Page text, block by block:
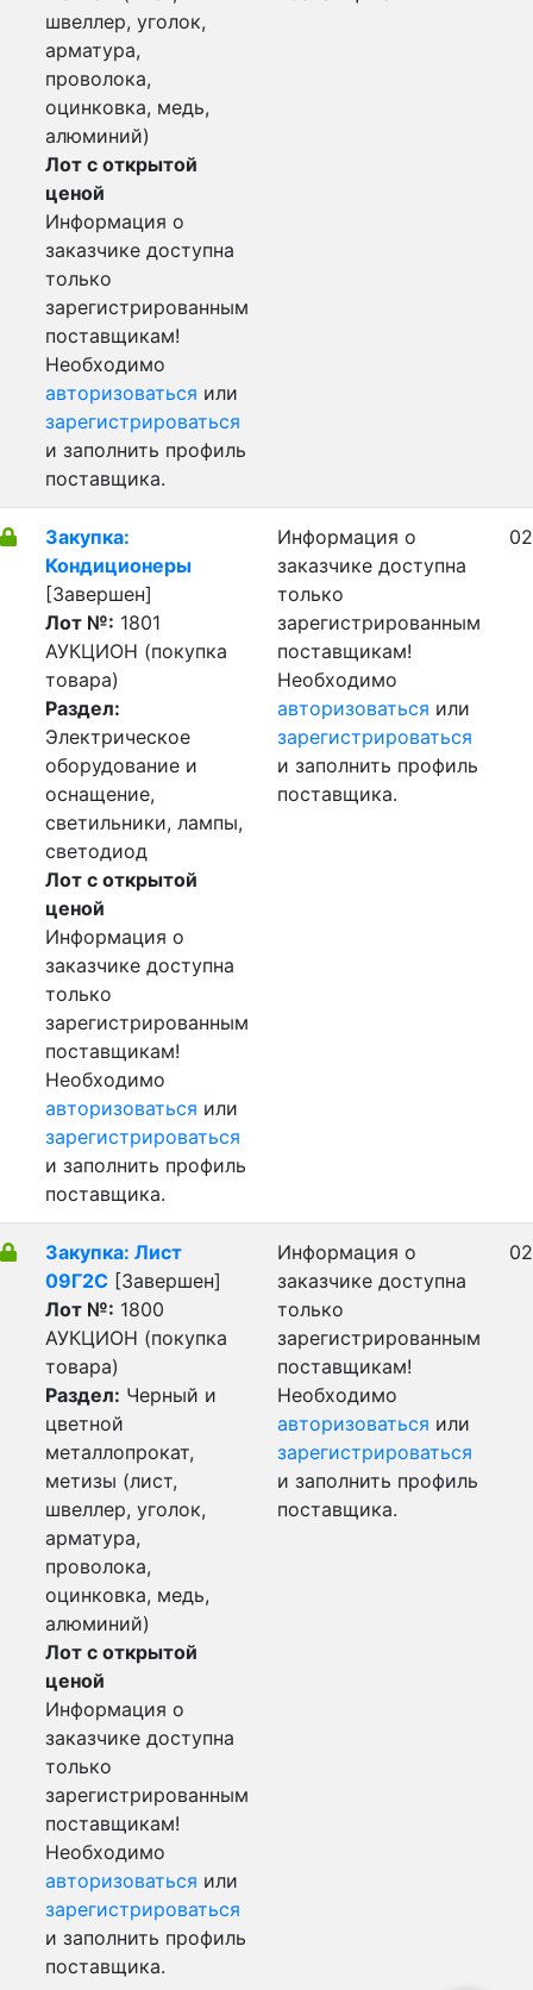
швеллер, уголок,
арматура,
проволока,
оцинковка, медь,
алюминий)
Лот с открытой
ценой
Информация о
заказчике доступна
только
зарегистрированным
поставщикам!
Необходимо
авторизоваться или
зарегистрироваться
и заполнить профиль
поставщика.
Закупка:
Кондиционеры
[Завершен]
Лот №: 1801
АУКЦИОН (покупка
товара)
Раздел:
Электрическое
оборудование и
оснащение,
светильники, лампы,
светодиод
Лот с открытой
ценой
Информация о
заказчике доступна
только
зарегистрированным
поставщикам!
Необходимо
авторизоваться или
зарегистрироваться
и заполнить профиль
поставщика.
Информация о
заказчике доступна
только
зарегистрированным
поставщикам!
Необходимо
авторизоваться или
зарегистрироваться
и заполнить профиль
поставщика.
Закупка: Лист
09Г2С [Завершен]
Лот №: 1800
АУКЦИОН (покупка
товара)
Раздел: Черный и
цветной
металлопрокат,
метизы (лист,
швеллер, уголок,
арматура,
проволока,
оцинковка, медь,
алюминий)
Лот с открытой
ценой
Информация о
заказчике доступна
только
зарегистрированным
поставщикам!
Необходимо
авторизоваться или
зарегистрироваться
и заполнить профиль
поставщика.
Информация о
заказчике доступна
только
зарегистрированным
поставщикам!
Необходимо
авторизоваться или
зарегистрироваться
и заполнить профиль
поставщика.